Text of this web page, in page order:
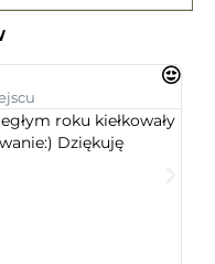
roku kiełkowały
Dziękuję